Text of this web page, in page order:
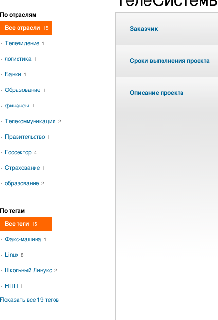
Заказчик
Сроки выполнения проекта
Описание проекта
По отраслям
Все отрасли 15
Телевидение 1
логистика 1
Банки 1
Образование 1
финансы 1
Телекоммуникации 2
Правительство 1
Госсектор 4
Страхование 1
образование 2
По тегам
Все теги 15
Факс-машина 1
Linux 8
Школьный Линукс 2
НПП 1
Показать все 19 тегов